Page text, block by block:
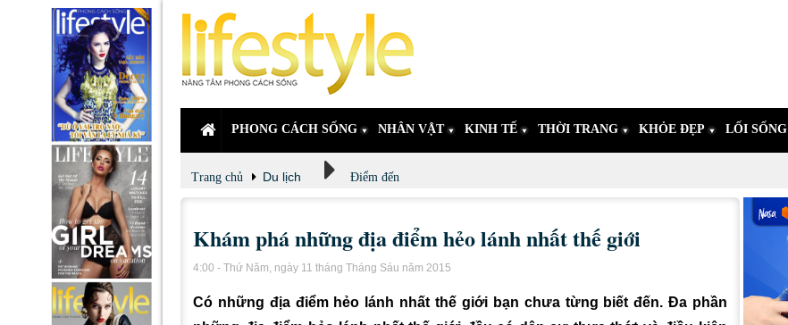
PHONG CÁCH SỐNG NHÂN VẬT KINH TẾ THỜI TRANG KHỎE ĐẸP LỐI SỐNG
Trang chủ Du lịch Điểm đến
Khám phá những địa điểm hẻo lánh nhất thế giới
4:00 - Thứ Năm, ngày 11 tháng Tháng Sáu năm 2015
Có những địa điểm hẻo lánh nhất thế giới bạn chưa từng biết đến. Đa phần